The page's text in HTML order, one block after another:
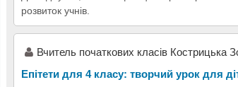
розвиток учнів.
Вчитель початкових класів Кострицька
Епітети для 4 класу: творчий урок для